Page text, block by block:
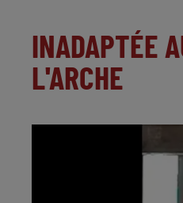
INADAPTÉE
L'ARCHE